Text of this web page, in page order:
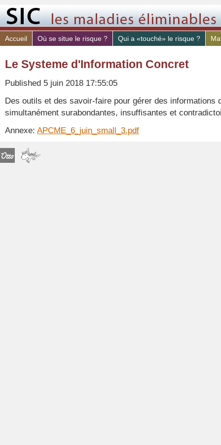
Accueil Où se situe le risque ? Qui a «touché» le risque ?
Le Systeme d'Information Concret
Published 5 juin 2018 17:55:05
Des outils et des savoir-faire pour gérer des informations
simultanément surabondantes, insuffisantes et
Annexe: APCME_6_juin_small_3.pdf